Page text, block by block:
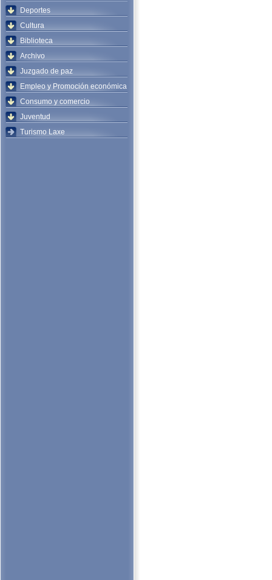
Deportes
Cultura
Biblioteca
Archivo
Juzgado de paz
Empleo y Promoción económica
Consumo y comercio
Juventud
Turismo Laxe